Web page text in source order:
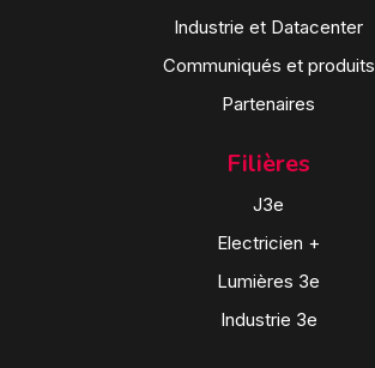
Industrie et Datacenter
Communiqués et produits
Partenaires
Filières
J3e
Electricien +
Lumières 3e
Industrie 3e